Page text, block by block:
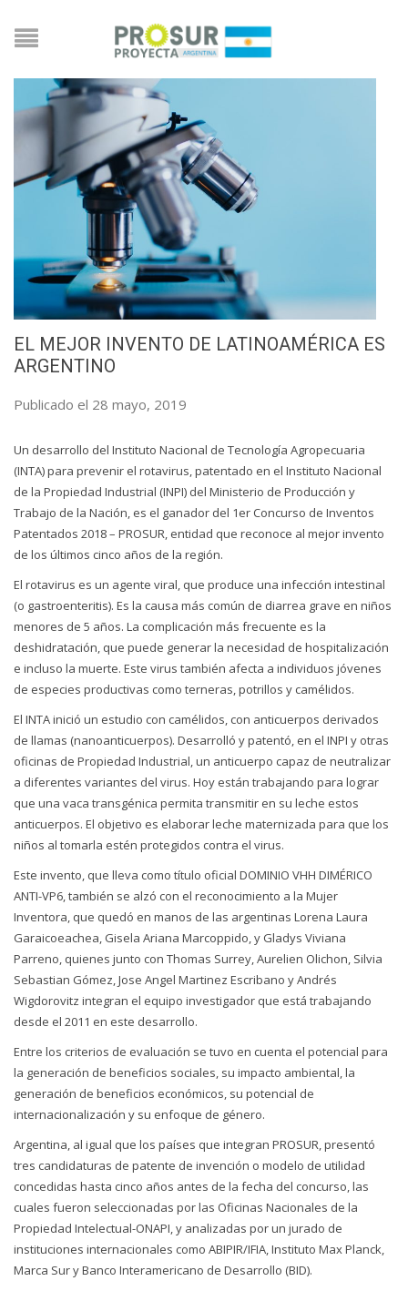
EL MEJOR INVENTO DE LATINOAMÉRICA ES
ARGENTINO
Publicado el 28 mayo, 2019
Un desarrollo del Instituto Nacional de Tecnología Agropecuaria
(INTA) para prevenir el rotavirus, patentado en el Instituto Nacional
de la Propiedad Industrial (INPI) del Ministerio de Producción y
Trabajo de la Nación, es el ganador del 1er Concurso de Inventos
Patentados 2018 – PROSUR, entidad que reconoce al mejor invento
de los últimos cinco años de la región.
El rotavirus es un agente viral, que produce una infección intestinal
(o gastroenteritis). Es la causa más común de diarrea grave en niños
menores de 5 años. La complicación más frecuente es la
deshidratación, que puede generar la necesidad de hospitalización
e incluso la muerte. Este virus también afecta a individuos jóvenes
de especies productivas como terneras, potrillos y camélidos.
El INTA inició un estudio con camélidos, con anticuerpos derivados
de llamas (nanoanticuerpos). Desarrolló y patentó, en el INPI y otras
oficinas de Propiedad Industrial, un anticuerpo capaz de neutralizar
a diferentes variantes del virus. Hoy están trabajando para lograr
que una vaca transgénica permita transmitir en su leche estos
anticuerpos. El objetivo es elaborar leche maternizada para que los
niños al tomarla estén protegidos contra el virus.
Este invento, que lleva como título oficial DOMINIO VHH DIMÉRICO
ANTI-VP6, también se alzó con el reconocimiento a la Mujer
Inventora, que quedó en manos de las argentinas Lorena Laura
Garaicoeachea, Gisela Ariana Marcoppido, y Gladys Viviana
Parreno, quienes junto con Thomas Surrey, Aurelien Olichon, Silvia
Sebastian Gómez, Jose Angel Martinez Escribano y Andrés
Wigdorovitz integran el equipo investigador que está trabajando
desde el 2011 en este desarrollo.
Entre los criterios de evaluación se tuvo en cuenta el potencial para
la generación de beneficios sociales, su impacto ambiental, la
generación de beneficios económicos, su potencial de
internacionalización y su enfoque de género.
Argentina, al igual que los países que integran PROSUR, presentó
tres candidaturas de patente de invención o modelo de utilidad
concedidas hasta cinco años antes de la fecha del concurso, las
cuales fueron seleccionadas por las Oficinas Nacionales de la
Propiedad Intelectual-ONAPI, y analizadas por un jurado de
instituciones internacionales como ABIPIR/IFIA, Instituto Max Planck,
Marca Sur y Banco Interamericano de Desarrollo (BID).